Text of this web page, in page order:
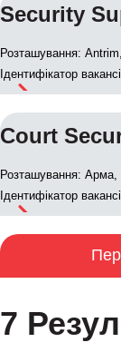
Security
Розташування:
Ідентифікатор
Court
Розташування: Арма,
Ідентифікатор
7